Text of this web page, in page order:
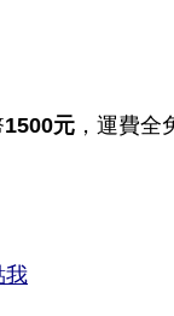
1500元 ，運費全
我